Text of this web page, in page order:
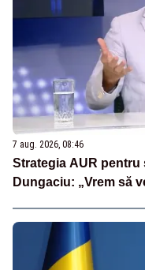
7 aug. 2026, 08:46
Strategia AUR
Dungaciu: „Vrem să